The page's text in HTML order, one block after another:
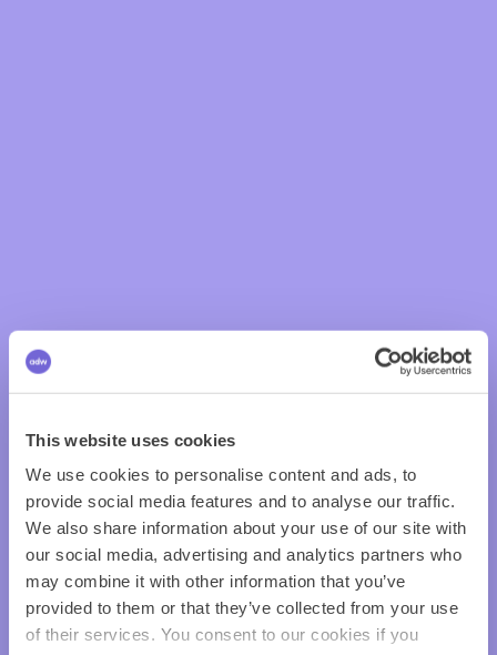
This website uses cookies
We use cookies to personalise content and ads, to
provide social media features and to analyse our traffic.
We also share information about your use of our site with
our social media, advertising and analytics partners who
may combine it with other information that you’ve
provided to them or that they’ve collected from your use
of their services. You consent to our cookies if you